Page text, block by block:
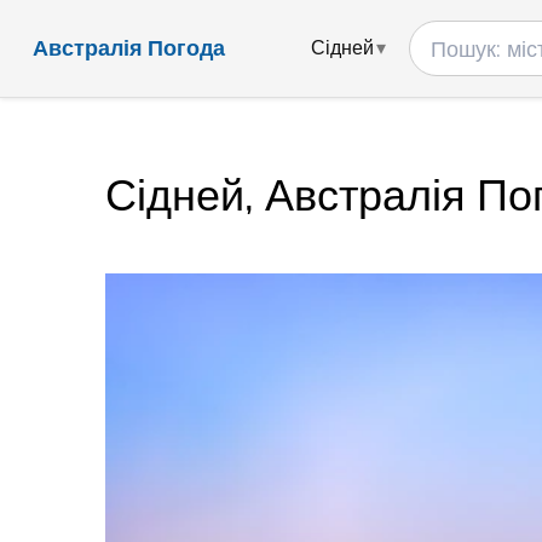
Австралія Погода Сідней
Сідней, Австралія